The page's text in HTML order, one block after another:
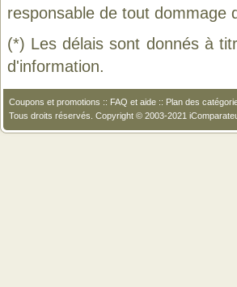
responsable de tout dommage
(*) Les délais sont donnés à
d'information.
Coupons et promotions :: FAQ et aide :: Plan des
Tous droits réservés. Copyright © 2003-2021